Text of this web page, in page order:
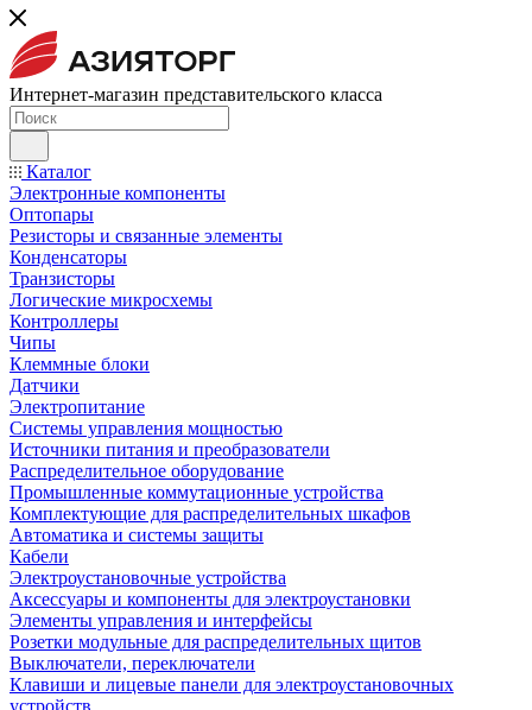
Интернет-магазин представительского класса
Каталог
Электронные компоненты
Оптопары
Резисторы и связанные элементы
Конденсаторы
Транзисторы
Логические микросхемы
Контроллеры
Чипы
Клеммные блоки
Датчики
Электропитание
Системы управления мощностью
Источники питания и преобразователи
Распределительное оборудование
Промышленные коммутационные устройства
Комплектующие для распределительных шкафов
Автоматика и системы защиты
Кабели
Электроустановочные устройства
Аксессуары и компоненты для электроустановки
Элементы управления и интерфейсы
Розетки модульные для распределительных щитов
Выключатели, переключатели
Клавиши и лицевые панели для электроустановочных
устройств